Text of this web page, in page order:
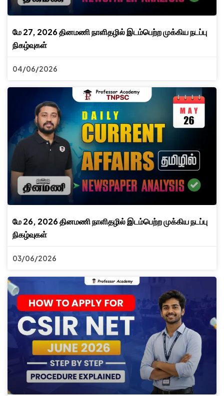
மே 27, 2026 தினமணி நாளிதழில் இடம்பெற்ற முக்கிய நடப்பு
நிகழ்வுகள்
04/06/2026
மே 26, 2026 தினமணி நாளிதழில் இடம்பெற்ற முக்கிய நடப்பு
நிகழ்வுகள்
03/06/2026